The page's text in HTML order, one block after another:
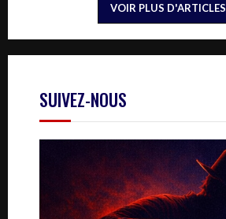
VOIR PLUS D'ARTICLES
SUIVEZ-NOUS